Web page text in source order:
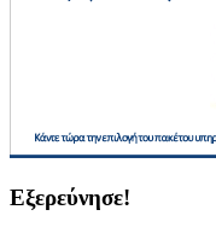
Εξερεύνησε!